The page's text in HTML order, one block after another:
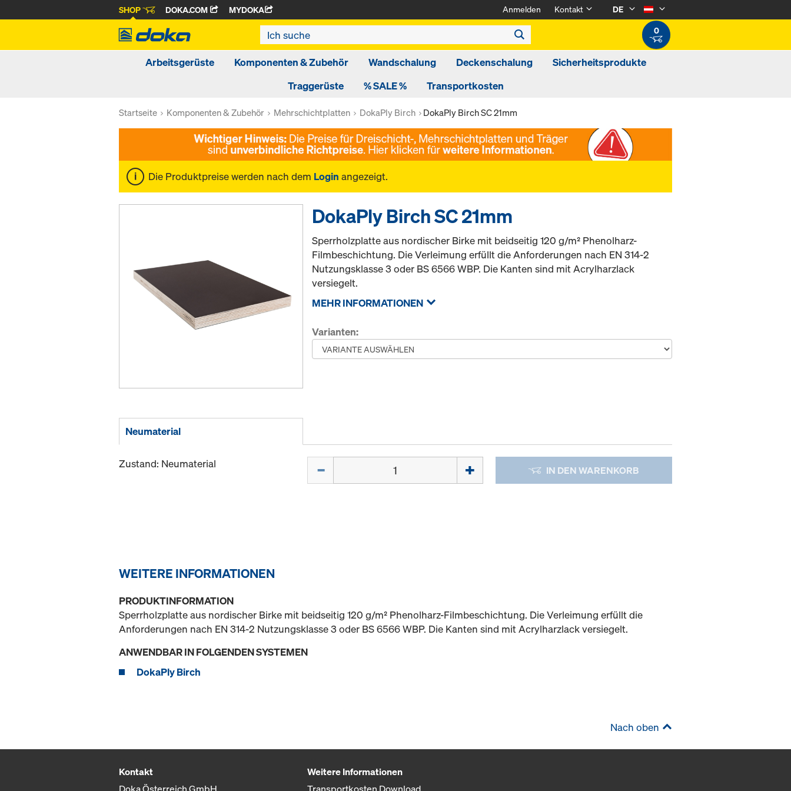
SHOP DOKA.COM MYDOKA Anmelden Kontakt
DE
0
Arbeitsgerüste Komponenten & Zubehör Wandschalung Deckenschalung
Sicherheitsprodukte
Traggerüste
% SALE % Transportkosten
Startseite Komponenten & Zubehör Mehrschichtplatten DokaPly Birch DokaPly Birch SC 21mm
Die Produktpreise werden nach dem Login angezeigt.
DokaPly Birch SC 21mm
Sperrholzplatte aus nordischer Birke mit beidseitig 120 g/m² Phenolharz-
Filmbeschichtung. Die Verleimung erfüllt die Anforderungen nach EN 314-2
Nutzungsklasse 3 oder BS 6566 WBP. Die Kanten sind mit Acrylharzlack
versiegelt.
MEHR INFORMATIONEN
Varianten:
Neumaterial
Zustand: Neumaterial IN DEN WARENKORB
WEITERE INFORMATIONEN
PRODUKTINFORMATION
Sperrholzplatte aus nordischer Birke mit beidseitig 120 g/m² Phenolharz-Filmbeschichtung. Die Verleimung erfüllt die
Anforderungen nach EN 314-2 Nutzungsklasse 3 oder BS 6566 WBP. Die Kanten sind mit Acrylharzlack versiegelt.
ANWENDBAR IN FOLGENDEN SYSTEMEN
DokaPly Birch
Nach oben
Kontakt
Weitere Informationen